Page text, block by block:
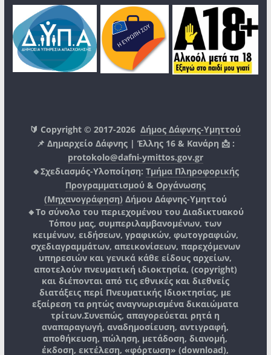
🔰 Copyright © 2017-2026Δήμος Δάφνης-Υμηττού
📌 Δημαρχείο Δάφνης | Έλλης 16 & Κανάρη 📩 :
protokolo@dafni-ymittos.gov.gr
🔹Σχεδιασμός-Υλοποίηση: Τμήμα Πληροφορικής
Προγραμματισμού & Οργάνωσης
(Μηχανογράφηση) Δήμου Δάφνης-Υμηττού
🔸Το σύνολο του περιεχομένου του Διαδικτυακού
Τόπου μας, συμπεριλαμβανομένων, των
κειμένων, ειδήσεων, γραφικών, φωτογραφιών,
σχεδιαγραμμάτων, απεικονίσεων, παρεχόμενων
υπηρεσιών και γενικά κάθε είδους αρχείων,
αποτελούν πνευματική ιδιοκτησία, (copyright)
και διέπονται από τις εθνικές και διεθνείς
διατάξεις περί Πνευματικής Ιδιοκτησίας, με
εξαίρεση τα ρητώς αναγνωρισμένα δικαιώματα
τρίτων.Συνεπώς, απαγορεύεται ρητά η
αναπαραγωγή, αναδημοσίευση, αντιγραφή,
αποθήκευση, πώληση, μετάδοση, διανομή,
έκδοση, εκτέλεση, «φόρτωση» (download),